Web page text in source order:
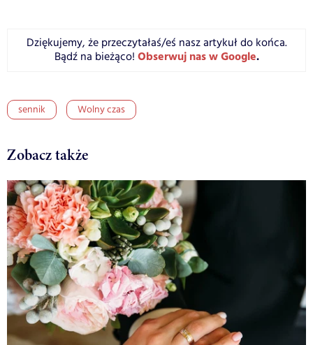
Dziękujemy, że przeczytałaś/eś nasz artykuł do końca.
Bądź na bieżąco! Obserwuj nas w Google.
sennik Wolny czas
Zobacz także